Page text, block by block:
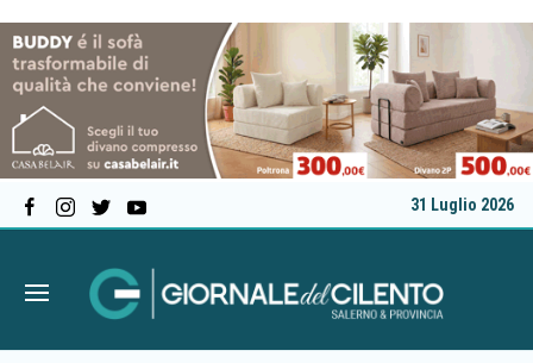
31 Luglio 2026